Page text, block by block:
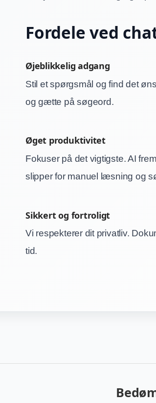
Fordele ved
Øjeblikkelig adgang
Stil et spørgsmål og find det
og gætte på søgeord.
Øget produktivitet
Fokuser på det vigtigste. AI
slipper for manuel læsning og
Sikkert og fortroligt
Vi respekterer dit privatliv.
tid.